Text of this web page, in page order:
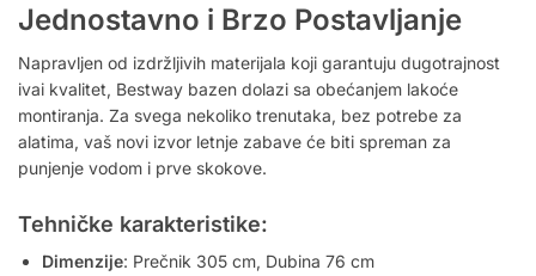
Jednostavno i Brzo Postavljanje
Napravljen od izdržljivih materijala koji garantuju dugotrajnost
ivai kvalitet, Bestway bazen dolazi sa obećanjem lakoće
montiranja. Za svega nekoliko trenutaka, bez potrebe za
alatima, vaš novi izvor letnje zabave će biti spreman za
punjenje vodom i prve skokove.
Tehničke karakteristike:
Dimenzije: Prečnik 305 cm, Dubina 76 cm